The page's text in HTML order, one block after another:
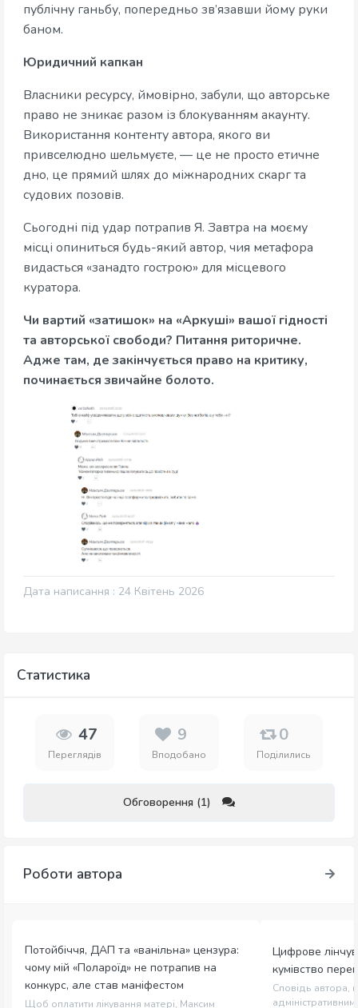
публічну ганьбу, попередньо зв’язавши йому руки
баном.
Юридичний капкан
Власники ресурсу, ймовірно, забули, що авторське
право не зникає разом із блокуванням акаунту.
Використання контенту автора, якого ви
привселюдно шельмуєте, — це не просто етичне
дно, це прямий шлях до міжнародних скарг та
судових позовів.
Сьогодні під удар потрапив Я. Завтра на моєму
місці опиниться будь-який автор, чия метафора
видасться «занадто гострою» для місцевого
куратора.
Чи вартий «затишок» на «Аркуші» вашої гідності
та авторської свободи? Питання риторичне.
Адже там, де закінчується право на критику,
починається звичайне болото.
Дата написання : 24 Квітень 2026
Статистика
47
Переглядів
9
Вподобано
0
Поділились
Обговорення (1)
Роботи автора
Потойбіччя, ДАП та «ванільна» цензура:
чому мій «Полароїд» не потрапив на
конкурс, але став маніфестом
Щоб оплатити лікування матері, Максим
Цифрове
кумівство
Сповідь автора,